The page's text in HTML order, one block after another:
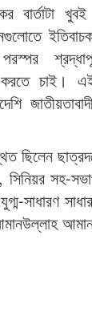
করতে চাই।
ছিলেন
সিনিয়র
সাধারণ